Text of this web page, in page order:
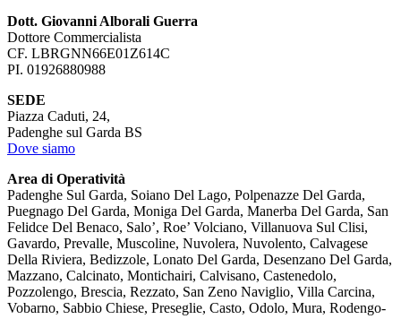
Dott. Giovanni Alborali Guerra
Dottore Commercialista
CF. LBRGNN66E01Z614C
PI. 01926880988
SEDE
Piazza Caduti, 24,
Padenghe sul Garda BS
Dove siamo
Area di Operatività
Padenghe Sul Garda, Soiano Del Lago, Polpenazze Del Garda,
Puegnago Del Garda, Moniga Del Garda, Manerba Del Garda, San
Felidce Del Benaco, Salo’, Roe’ Volciano, Villanuova Sul Clisi,
Gavardo, Prevalle, Muscoline, Nuvolera, Nuvolento, Calvagese
Della Riviera, Bedizzole, Lonato Del Garda, Desenzano Del Garda,
Mazzano, Calcinato, Montichairi, Calvisano, Castenedolo,
Pozzolengo, Brescia, Rezzato, San Zeno Naviglio, Villa Carcina,
Vobarno, Sabbio Chiese, Preseglie, Casto, Odolo, Mura, Rodengo-